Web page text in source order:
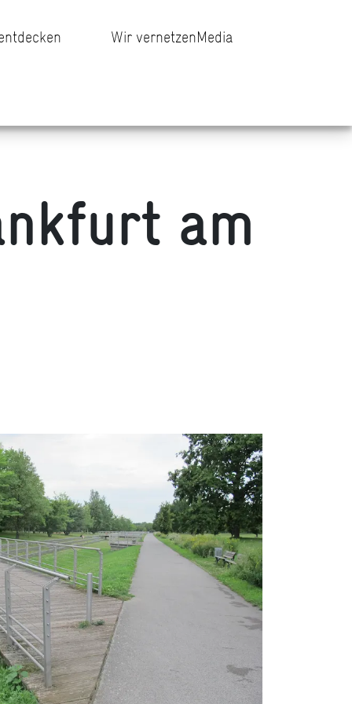
Wir vernetzenMedia
am